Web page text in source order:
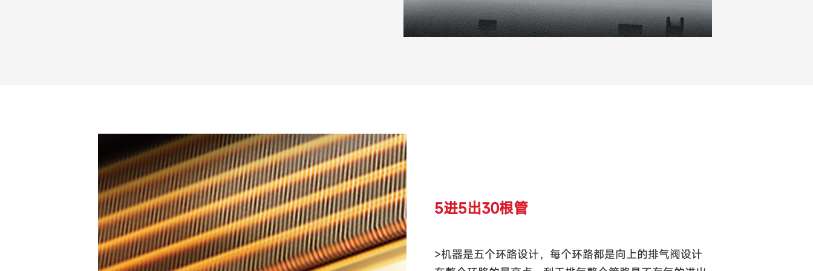
5进5出30根管
>机器是五个环路设计，每个环路都是向上的排气阀设计